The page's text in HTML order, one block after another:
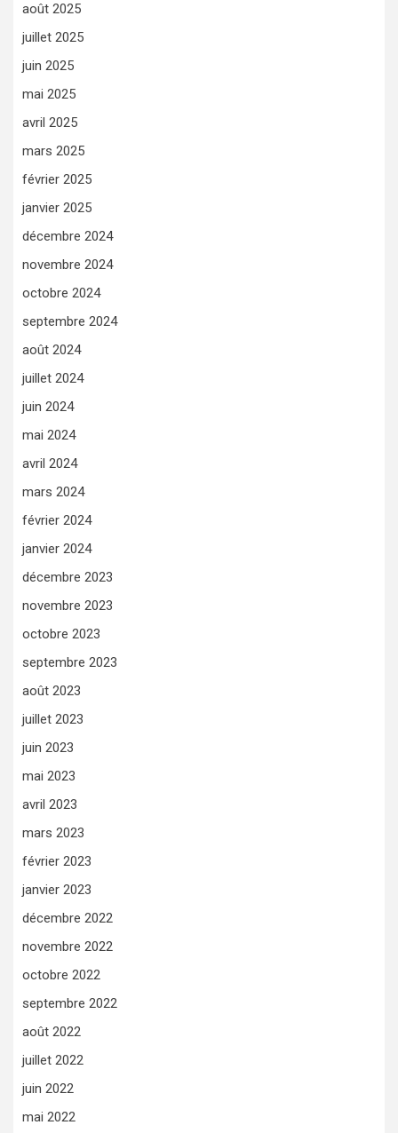
août 2025
juillet 2025
juin 2025
mai 2025
avril 2025
mars 2025
février 2025
janvier 2025
décembre 2024
novembre 2024
octobre 2024
septembre 2024
août 2024
juillet 2024
juin 2024
mai 2024
avril 2024
mars 2024
février 2024
janvier 2024
décembre 2023
novembre 2023
octobre 2023
septembre 2023
août 2023
juillet 2023
juin 2023
mai 2023
avril 2023
mars 2023
février 2023
janvier 2023
décembre 2022
novembre 2022
octobre 2022
septembre 2022
août 2022
juillet 2022
juin 2022
mai 2022